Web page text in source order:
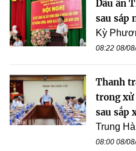
Dấu ấn
sau sáp
Kỳ
08:22 08/
Thanh
trong xử
sau sắp
Trung Hà
08:00 08/